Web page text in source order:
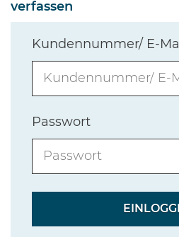
verfassen
Kundennummer/ E-
Passwort